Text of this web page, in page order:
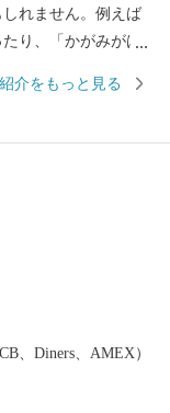
れません。例えば
り、「かがみがは
」と書く人もいる
ロボット、医療機
り、現在もその技
近は、県外から多
結した県内有数の
国内最大級の航空
介をもっと見る
、Diners、AMEX）